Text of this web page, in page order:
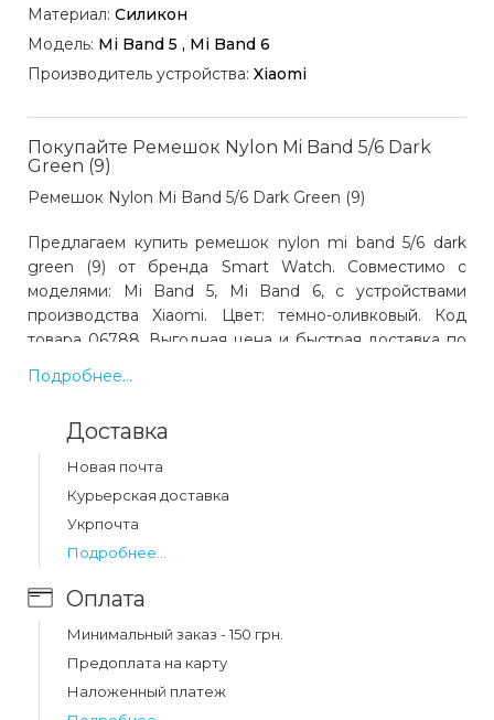
Материал: Силикон
Модель: Mi Band 5 , Mi Band 6
Производитель устройства: Xiaomi
Покупайте Ремешок Nylon Mi Band 5/6 Dark
Green (9)
Ремешок Nylon Mi Band 5/6 Dark Green (9)
Предлагаем купить ремешок nylon mi band 5/6 dark
green (9) от бренда Smart Watch. Совместимо с
моделями: Mi Band 5, Mi Band 6, с устройствами
производства Xiaomi. Цвет: темно-оливковый. Код
товара 06788. Выгодная цена и быстрая доставка по
Украине.
Какая цена на ремешок nylon mi band 5/6 dark
green (9)?
Цена на ремешок nylon mi band 5/6 dark green (9)
составляет 125 грн.
Подробнее...
Доставка
Новая почта
Курьерская доставка
Укрпочта
Подробнее...
Оплата
Минимальный заказ - 150 грн.
Предоплата на карту
Наложенный платеж